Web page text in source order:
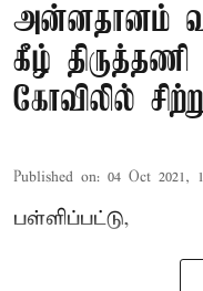
அன்னதானம்
கீழ் திருத்தணி
கோவிலில்
Published on: 04 Oct 2021,
பள்ளிப்பட்டு,